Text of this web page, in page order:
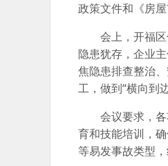
政策文件和《房
会上，开福
隐患犹存，企业
焦隐患排查整治
工，做到“横向到
会议要求，
育和技能培训，
等易发事故类型